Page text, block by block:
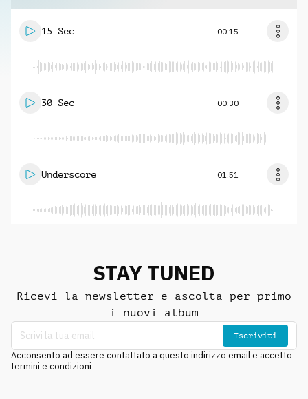
15 Sec 00:15
30 Sec 00:30
Underscore 01:51
STAY TUNED
Ricevi la newsletter e ascolta per primo
i nuovi album
Iscriviti
Acconsento ad essere contattato a questo indirizzo email e accetto
termini e condizioni